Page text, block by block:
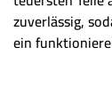
zuverlässig,
ein